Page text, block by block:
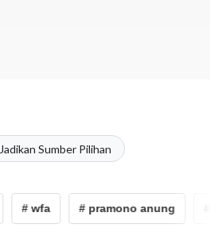
Jadikan Sumber Pilihan
# wfa # pramono anung #